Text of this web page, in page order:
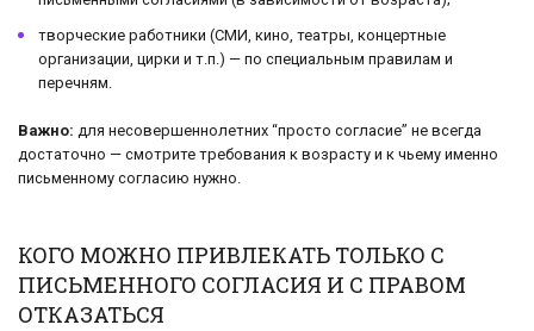
творческие работники (СМИ, кино, театры, концертные
организации, цирки и т.п.) — по специальным правилам и
перечням.
Важно: для несовершеннолетних “просто согласие” не всегда
достаточно — смотрите требования к возрасту и к чьему именно
письменному согласию нужно.
КОГО МОЖНО ПРИВЛЕКАТЬ ТОЛЬКО С
ПИСЬМЕННОГО СОГЛАСИЯ И С ПРАВОМ
ОТКАЗАТЬСЯ